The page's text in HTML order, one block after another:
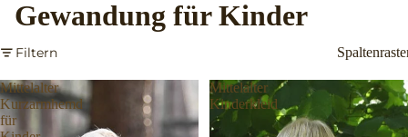
Gewandung für Kinder
Filtern
Mittelalter
Kurzarmhemd
für
Mittelalter
Kinderkleid